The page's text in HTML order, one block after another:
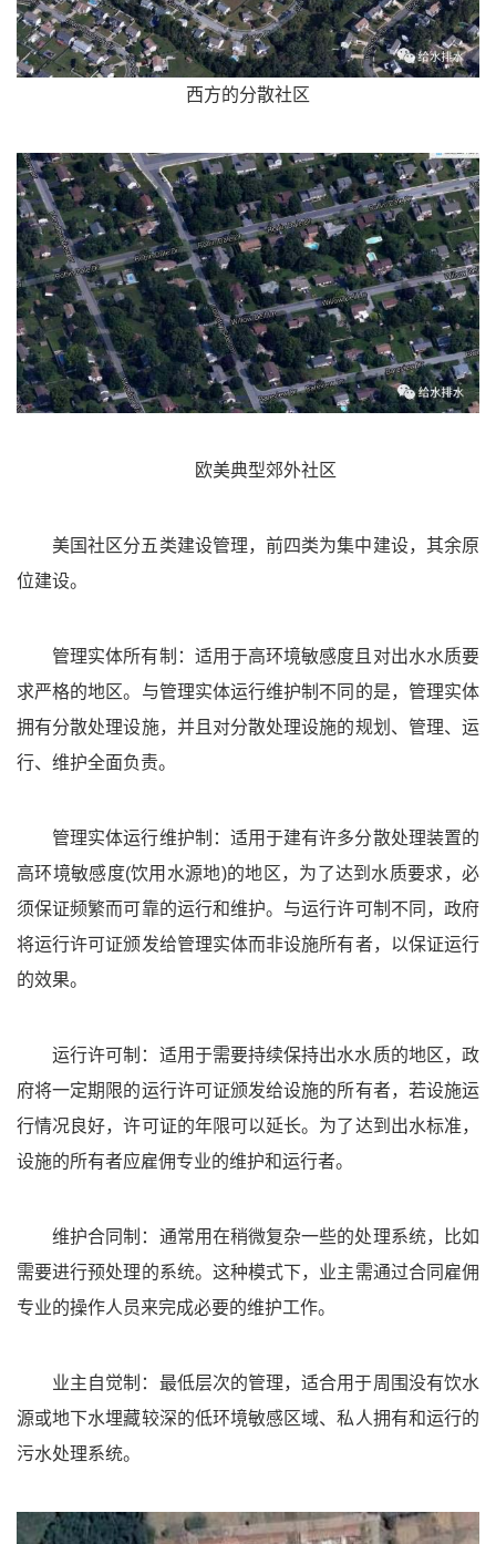
西方的分散社区
欧美典型郊外社区
美国社区分五类建设管理，前四类为集中建设，其余原
位建设。
管理实体所有制：适用于高环境敏感度且对出水水质要
求严格的地区。与管理实体运行维护制不同的是，管理实体
拥有分散处理设施，并且对分散处理设施的规划、管理、运
行、维护全面负责。
管理实体运行维护制：适用于建有许多分散处理装置的
高环境敏感度(饮用水源地)的地区，为了达到水质要求，必
须保证频繁而可靠的运行和维护。与运行许可制不同，政府
将运行许可证颁发给管理实体而非设施所有者，以保证运行
的效果。
运行许可制：适用于需要持续保持出水水质的地区，政
府将一定期限的运行许可证颁发给设施的所有者，若设施运
行情况良好，许可证的年限可以延长。为了达到出水标准，
设施的所有者应雇佣专业的维护和运行者。
维护合同制：通常用在稍微复杂一些的处理系统，比如
需要进行预处理的系统。这种模式下，业主需通过合同雇佣
专业的操作人员来完成必要的维护工作。
业主自觉制：最低层次的管理，适合用于周围没有饮水
源或地下水埋藏较深的低环境敏感区域、私人拥有和运行的
污水处理系统。